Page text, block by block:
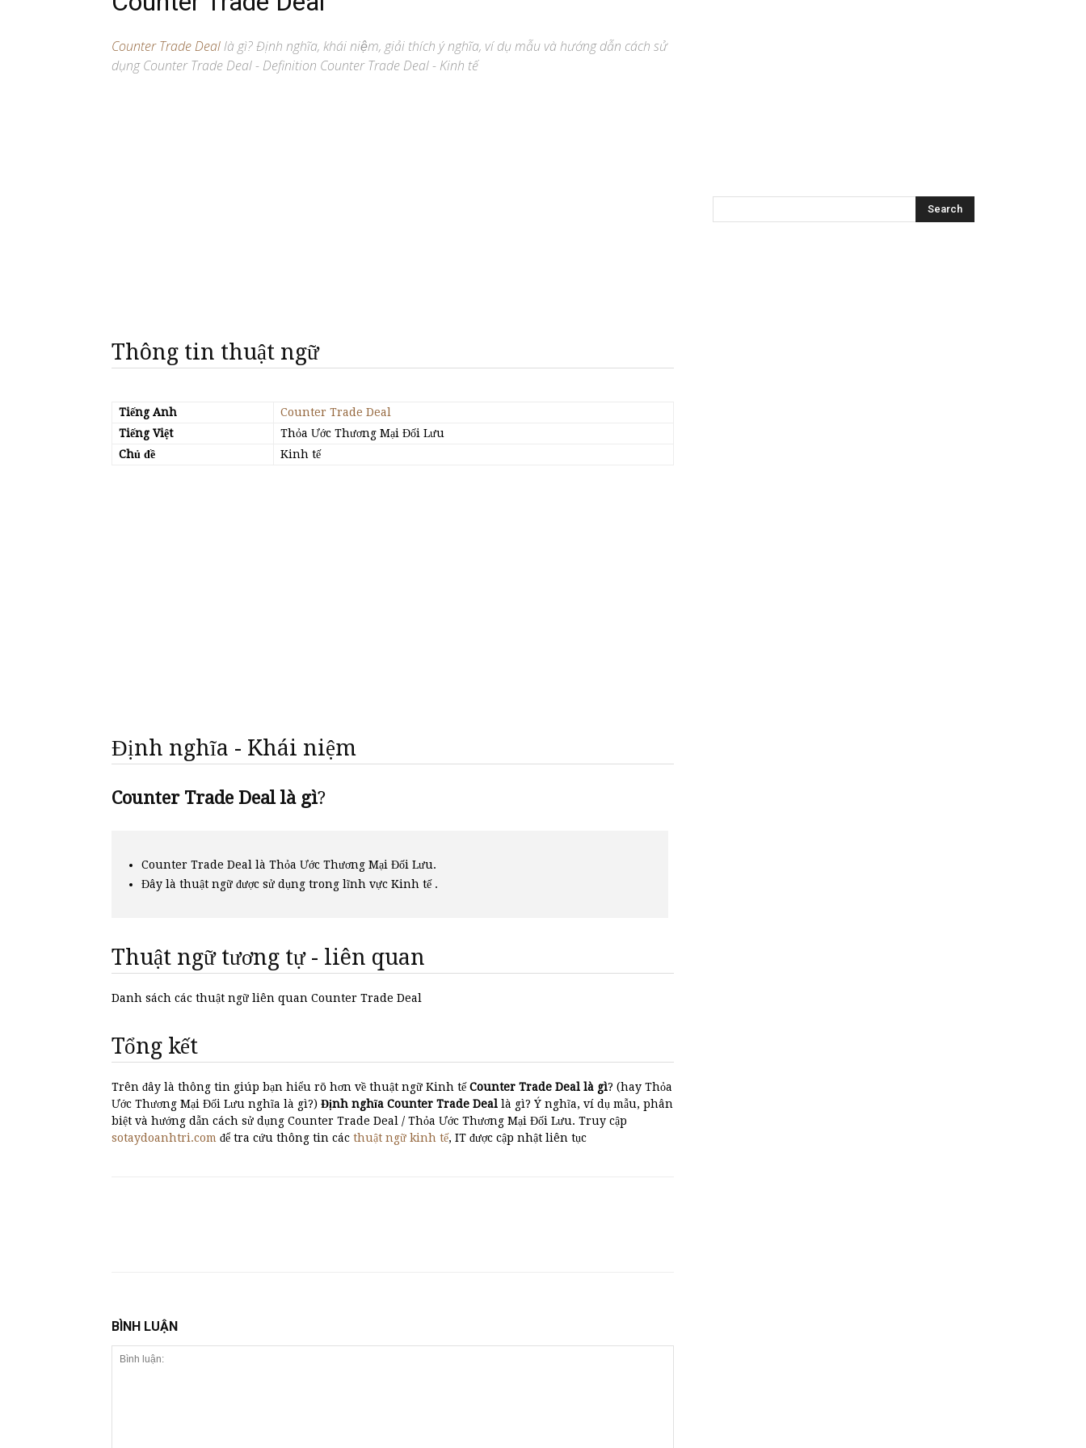
Counter Trade Deallà gì? Định nghĩa, khái niệm, giải thích ý nghĩa, ví dụ mẫu và hướng dẫn cách sử
dụng Counter Trade Deal - Definition Counter Trade Deal - Kinh tế
Thông tin thuật ngữ
Tiếng Anh
Counter Trade Deal
Tiếng Việt
Thỏa Ước Thương Mại Đối Lưu
Chủ đề
Kinh tế
Định nghĩa - Khái niệm
Counter Trade Deal là gì?
Counter Trade Deal là Thỏa Ước Thương Mại Đối Lưu.
Đây là thuật ngữ được sử dụng trong lĩnh vực Kinh tế .
Thuật ngữ tương tự - liên quan
Danh sách các thuật ngữ liên quan Counter Trade Deal
Tổng kết
Trên đây là thông tin giúp bạn hiểu rõ hơn về thuật ngữ Kinh tếCounter Trade Deal là gì? (hay Thỏa
Ước Thương Mại Đối Lưu nghĩa là gì?) Định nghĩa Counter Trade Deal là gì? Ý nghĩa, ví dụ mẫu, phân
biệt và hướng dẫn cách sử dụng Counter Trade Deal / Thỏa Ước Thương Mại Đối Lưu. Truy cập
sotaydoanhtri.com để tra cứu thông tin các thuật ngữ kinh tế, IT được cập nhật liên tục
BÌNH LUẬN